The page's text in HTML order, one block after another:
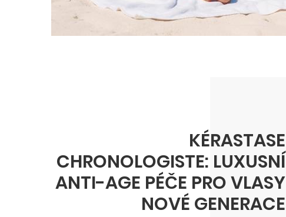
KÉRASTASE
CHRONOLOGISTE: LUXUSNÍ
ANTI-AGE PÉČE PRO VLASY
NOVÉ GENERACE